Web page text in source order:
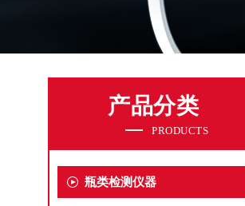
产品分类
PRODUCTS
瓶类检测仪器